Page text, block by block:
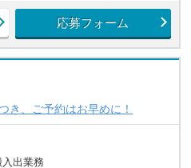
応募フォーム
き、ご予約はお早めに！
出業務